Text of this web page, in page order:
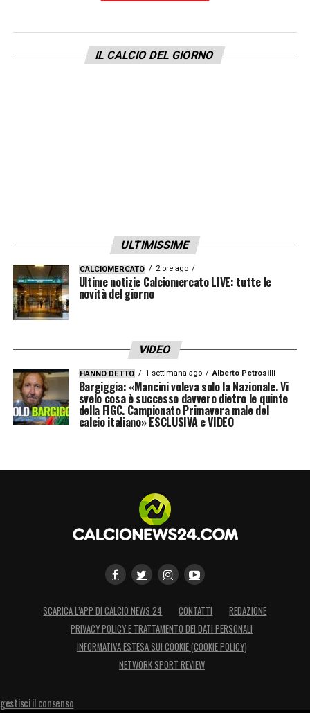
rappresentano i principali quotidiani
IL CALCIO DEL GIORNO
ULTIMISSIME
CALCIOMERCATO 2 ore ago
Ultime notizie Calciomercato LIVE: tutte le
novità del giorno
VIDEO
HANNO DETTO 1 settimana ago Alberto Petrosilli
Bargiggia: «Mancini voleva solo la Nazionale. Vi
svelo cosa è successo davvero dietro le quinte
della FIGC. Campionato Primavera male del
calcio italiano» ESCLUSIVA e VIDEO
SCARICA L’APP DI CALCIO NEWS 24 CONTATTI
REDAZIONE
PRIVACY POLICY E TRATTAMENTO DEI DATI PERSONALI
INFORMATIVA ESTESA SUI COOKIE (COOKIE POLICY)
NETWORK SPORT REVIEW
gestisci il consenso